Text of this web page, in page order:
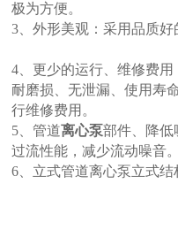
极为方便。
3、外形美观：采用品质好
4、更少的运行、维修费
耐磨损、无泄漏、使用寿
行维修费用。
5、管道离心泵部件、降低
过流性能，减少流动噪
6、 立式管道离心泵立式结